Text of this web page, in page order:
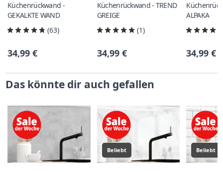
Küchenrückwand -
GEKALKTE WAND
(63)
34,99 €
Küchenrückwand - TREND
GREIGE
(1)
34,99 €
ALPAKA
34,99 €
Das könnte dir auch gefallen
Beliebt Beliebt